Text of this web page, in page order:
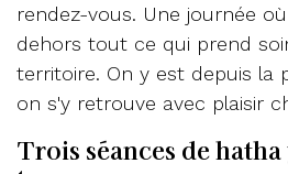
rendez-vous. Une journée
dehors tout ce qui prend
territoire. On y est depuis la
on s'y retrouve avec plaisir
Trois séances de